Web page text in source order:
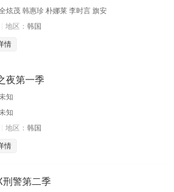
炫茂 韩惠珍 朴娜莱 李时言 旗安
地区： 韩国
情
夜第一季
知
知
地区： 韩国
情
刑警第二季